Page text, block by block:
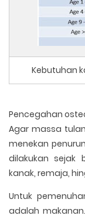
Kebutuhan
Pencegahan
Agar massa
menekan
dilakukan sejak
kanak, remaja,
Untuk
adalah